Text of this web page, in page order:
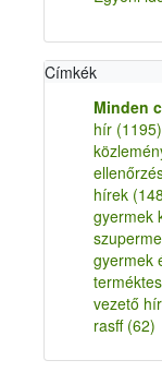
Címkék
Minden
hír (1195)
hírek
gyermek
gyermek
vezető hír
rasff (62)